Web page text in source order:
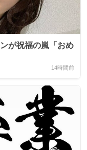
が祝福の嵐「おめ
14時間前